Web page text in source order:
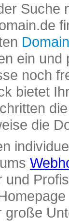
Suche
ein und
noch
bietet
die
und
große